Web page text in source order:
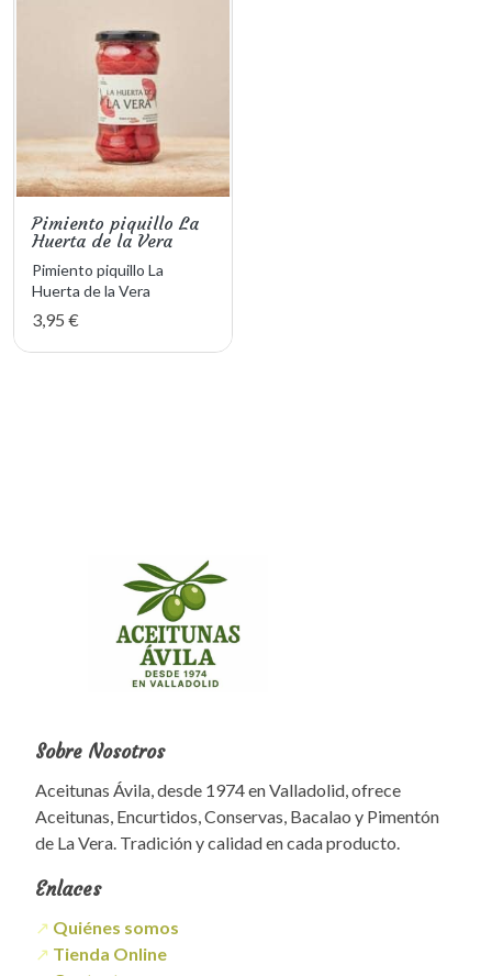
Pimiento piquillo La
Huerta de la Vera
Pimiento piquillo La
Huerta de la Vera
3,95 €
Sobre Nosotros
Aceitunas Ávila, desde 1974 en Valladolid, ofrece
Aceitunas, Encurtidos, Conservas, Bacalao y Pimentón
de La Vera. Tradición y calidad en cada producto.
Enlaces
↗ Quiénes somos
↗ Tienda Online